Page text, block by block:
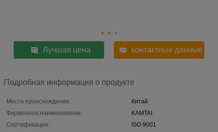
Лучшая цена контактные данные
Подробная информация о продукте
Место происхождения:
Китай
Фирменное наименование:
KAMTAI
Сертификация:
ISO 9001